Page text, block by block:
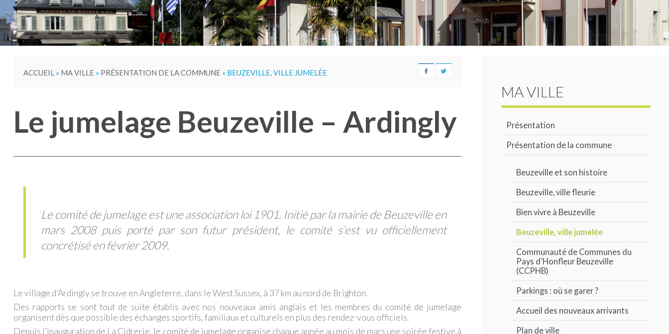
ACCUEIL » MA VILLE» PRÉSENTATION DE LA COMMUNE» BEUZEVILLE, VILLE JUMELÉE
Le jumelage Beuzeville – Ardingly
Le comité de jumelage est une association loi 1901. Initié par la mairie de Beuzeville en
mars 2008 puis porté par son futur président, le comité s’est vu officiellement
concrétisé en février 2009.
Le village d’Ardingly se trouve en Angleterre, dans le West Sussex, à 37 km au nord de Brighton.
Des rapports se sont tout de suite établis avec nos nouveaux amis anglais et les membres du comité de jumelage
organisent dès que possible des échanges sportifs, familiaux et culturels en plus des rendez-vous officiels.
Depuis l’inauguration de La Cidrerie, le comité de jumelage organise chaque année au mois de mars une soirée festive à
MA VILLE
Présentation
Présentation de la commune
Beuzeville et son histoire
Beuzeville, ville fleurie
Bien vivre à Beuzeville
Beuzeville, ville jumelée
Communauté de Communes du
Pays d’Honfleur Beuzeville
(CCPHB)
Parkings : où se garer ?
Accueil des nouveaux arrivants
Plan de ville